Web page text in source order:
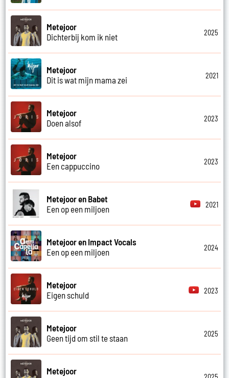
Metejoor
Dichterbij kom ik niet
2025
Metejoor
Dit is wat mijn mama zei
2021
Metejoor
Doen alsof
2023
Metejoor
Een cappuccino
2023
Metejoor en Babet
Een op een miljoen
2021
Metejoor en Impact Vocals
Een op een miljoen
2024
Metejoor
Eigen schuld
2023
Metejoor
Geen tijd om stil te staan
2025
Metejoor